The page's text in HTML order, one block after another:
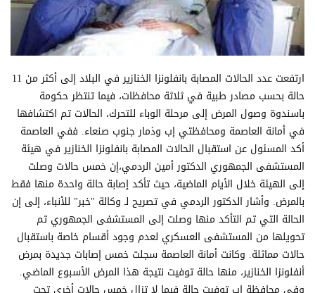
ارتفعت عدد الحالات المصابة بانفلونزا الخنازير في البلاد إلى أكثر من 11
حالة بحسب مصادر طبية في ثلاثة محافظات، فيما تنتظر حكومة
باسندوة وصول المرض إلى مرحلة الوباء للتحرك، الحالات تم اكتشافها
في أمانة العاصمة ومحافظتي إب وذمار جنوب صنعاء. ففي العاصمة
أكد المسئول عن استقبال الحالات المصابة بانفلونزا الخنازير في هيئة
المستشفى الجمهوري الدكتور أمين الردمي،إن خمس حالات وصلت
إلى الهيئة خلال الأيام الماضية، حيث تأكد إصابة حالة واحدة منها فقط
بالمرض. وأشار الدكتور الردمي في تصريح لـ وكالة "خبر" للأنباء، إلى إن
الحالة التي تم التأكد منها وصلت إلى المستشفى الجمهوري تم
تحويلها من المستشفى العسكري لعدم وجود أقسام خاصة باستقبال
حالات مماثلة. وكانت أمانة العاصمة سجلت خمس إصابات جديدة بمرض
أنفلونزا الخنازير، منها حالة توفيت نتيجة هذا المرض الأسبوع الماضي.